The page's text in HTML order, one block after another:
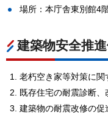
場所：本庁舎東別館4
建築物安全推
老朽空き家等対策に関
既存住宅の耐震診断、
建築物の耐震改修の促